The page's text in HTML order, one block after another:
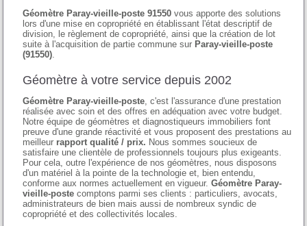
Géomètre Paray-vieille-poste 91550 vous apporte des solutions
lors d'une mise en copropriété en établissant l'état descriptif de
division, le règlement de copropriété, ainsi que la création de lot
suite à l'acquisition de partie commune sur Paray-vieille-poste
(91550)
Géomètre à votre service depuis 2002
Géomètre Paray-vieille-poste , c'est l'assurance d'une prestation
réalisée avec soin et des offres en adéquation avec votre budget.
Notre équipe de géomètres et diagnostiqueurs immobiliers font
preuve d'une grande réactivité et vous proposent des prestations au
meilleur rapport qualité / prix. Nous sommes soucieux de
satisfaire une clientèle de professionnels toujours plus exigeants.
Pour cela, outre l'expérience de nos géomètres, nous disposons
d'un matériel à la pointe de la technologie et, bien entendu,
conforme aux normes actuellement en vigueur.Géomètre Paray-
vieille-poste comptons parmi ses clients : particuliers, avocats,
administrateurs de bien mais aussi de nombreux syndic de
copropriété et des collectivités locales.